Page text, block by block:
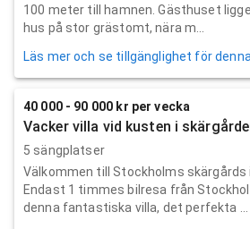
100 meter till hamnen. Gästhuset
hus på stor grästomt, nära m...
Läs mer och se tillgänglighet för
40 000 - 90 000 kr per vecka
Vacker villa vid kusten i
5 sängplatser
Välkommen till Stockholms skärgårds
Endast 1 timmes bilresa från
denna fantastiska villa, det perfekta ...